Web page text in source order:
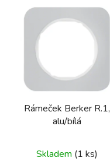
Rámeček Berker R.1,
alu/bílá
Skladem (1 ks)